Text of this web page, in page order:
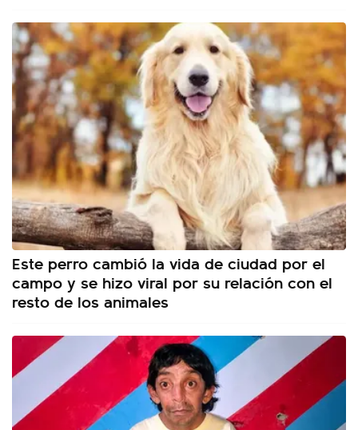
Este perro cambió la vida de ciudad por el
campo y se hizo viral por su relación con el
resto de los animales